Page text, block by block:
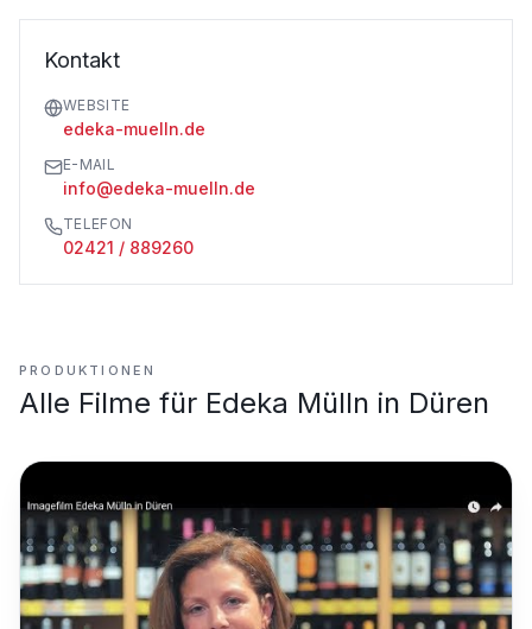
Kontakt
WEBSITE
edeka-muelln.de
E-MAIL
info@edeka-muelln.de
TELEFON
02421 / 889260
PRODUKTIONEN
Alle Filme für Edeka Mülln in Düren